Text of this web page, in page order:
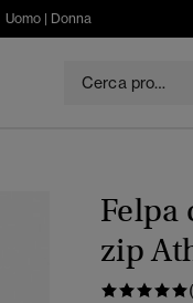
Uomo | Donna
Felpa
zip